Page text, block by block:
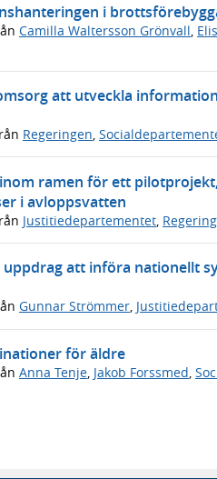
i
Camilla Waltersson Grönvall,
att utveckla
Regeringen,
ramen för ett
i avloppsvatten
Justitiedepartementet
uppdrag att införa nationellt
Gunnar Strömmer,
för äldre
Anna Tenje, Jakob Forssmed,